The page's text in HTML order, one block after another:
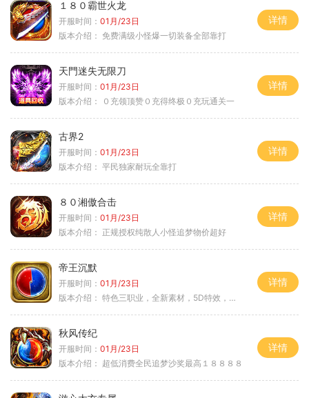
１８０霸世火龙
开服时间： 01月/23日
版本介绍： 免费满级小怪爆一切装备全部靠打
详情
天門迷失无限刀
开服时间： 01月/23日
版本介绍：
０充领顶赞０充得终极０充玩通关一
详情
古界2
开服时间： 01月/23日
版本介绍： 平民独家耐玩全靠打
详情
８０湘傲合击
开服时间： 01月/23日
版本介绍： 正规授权纯散人小怪追梦物价超好
详情
帝王沉默
开服时间： 01月/23日
版本介绍： 特色三职业，全新素材，5D特效，不卡图
详情
秋风传纪
开服时间： 01月/23日
版本介绍： 超低消费全民追梦沙奖最高１８８８８
详情